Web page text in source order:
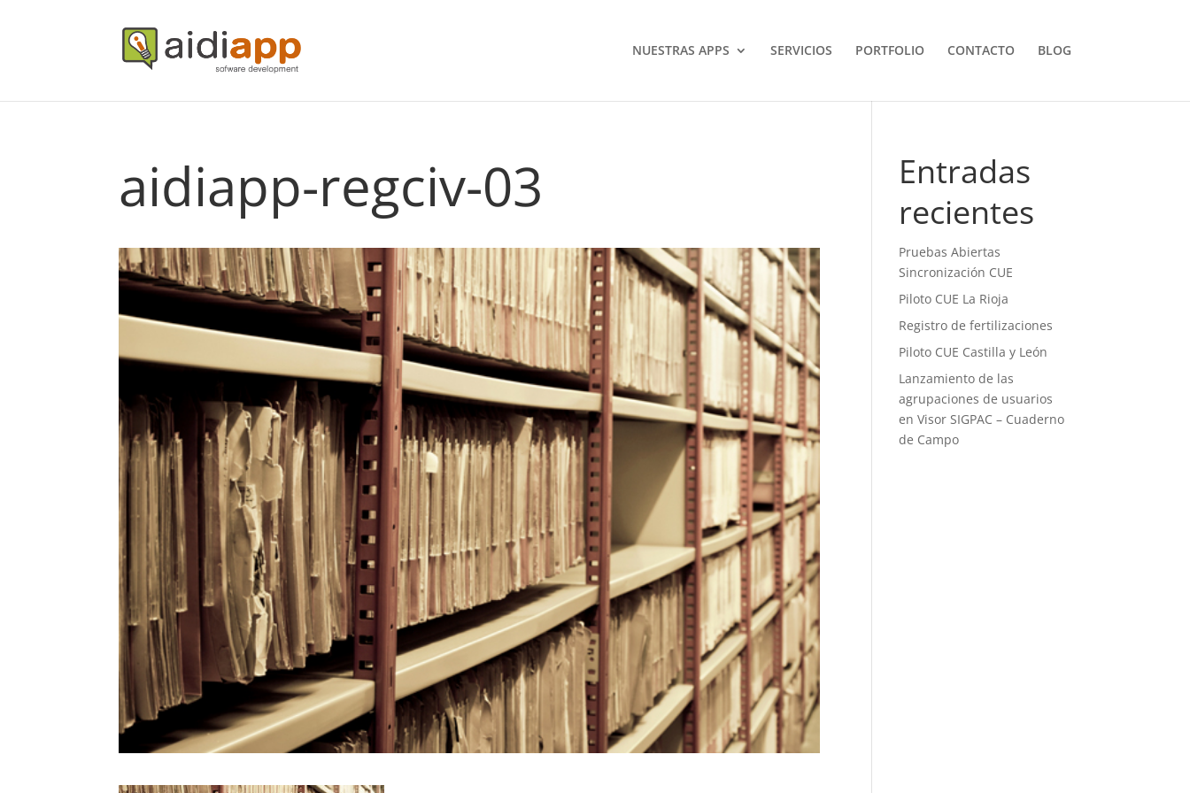
NUESTRAS APPS SERVICIOS PORTFOLIO CONTACTO BLOG
aidiapp-regciv-03
Entradas
recientes
Pruebas Abiertas
Sincronización CUE
Piloto CUE La Rioja
Registro de fertilizaciones
Piloto CUE Castilla y León
Lanzamiento de las
agrupaciones de usuarios
en Visor SIGPAC – Cuaderno
de Campo